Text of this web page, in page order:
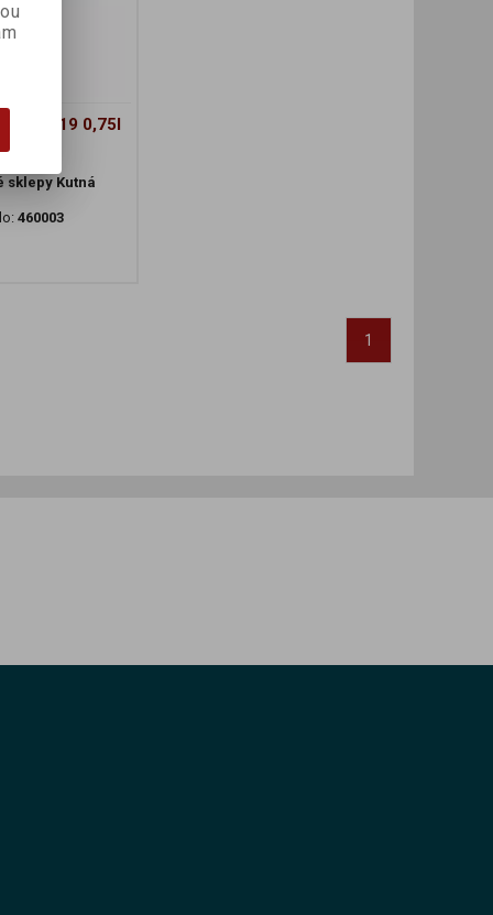
2019 0,75l
sklepy Kutná
460003
1